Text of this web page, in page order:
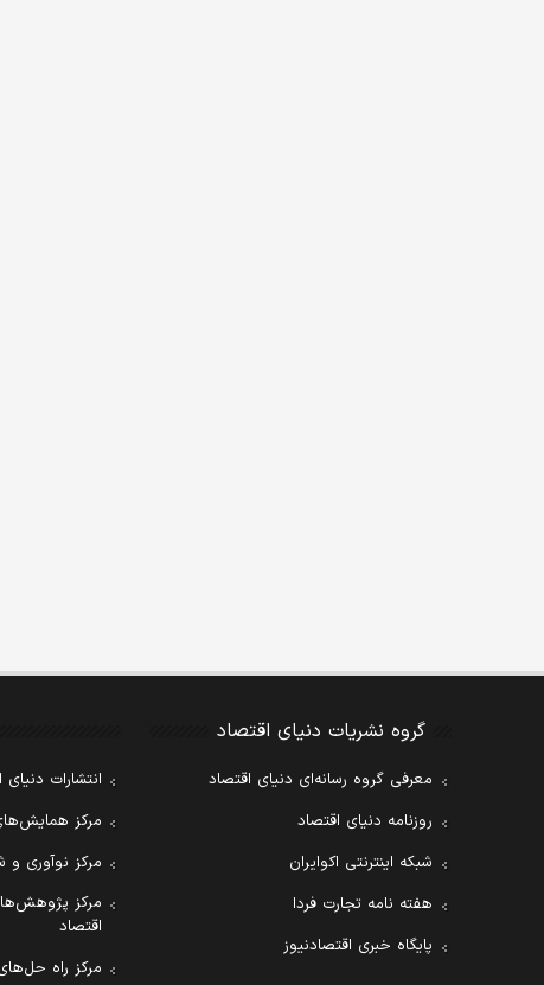
گروه نشریات دنیای اقتصاد
معرفی گروه رسانه‌ای دنیای اقتصاد
روزنامه دنیای اقتصاد
شبکه اینترنتی اکوایران
هفته نامه تجارت فردا
پایگاه خبری اقتصادنیوز
انتشارات دنیای
مرکز
مرکز نوآوری و
مرکز
اقتصاد
مرکز راه